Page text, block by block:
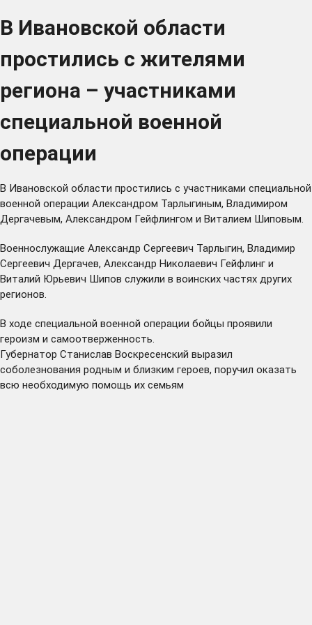
В Ивановской области
простились с жителями
региона – участниками
специальной военной
операции
В Ивановской области простились с участниками специальной
военной операции Александром Тарлыгиным, Владимиром
Дергачевым, Александром Гейфлингом и Виталием Шиповым.
Военнослужащие Александр Сергеевич Тарлыгин, Владимир
Сергеевич Дергачев, Александр Николаевич Гейфлинг и
Виталий Юрьевич Шипов служили в воинских частях других
регионов.
В ходе специальной военной операции бойцы проявили
героизм и самоотверженность.
Губернатор Станислав Воскресенский выразил
соболезнования родным и близким героев, поручил оказать
всю необходимую помощь их семьям